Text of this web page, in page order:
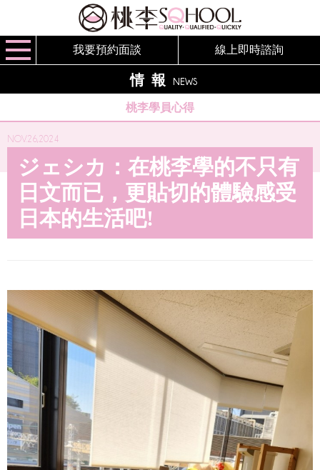
我要預約面談 線上即時諮詢
情報 NEWS
桃李學員心得
NOV.26,2024
ジェシカ：在桃李學的不只有
日文而已，更貼切的體驗感受
日本的生活吧!